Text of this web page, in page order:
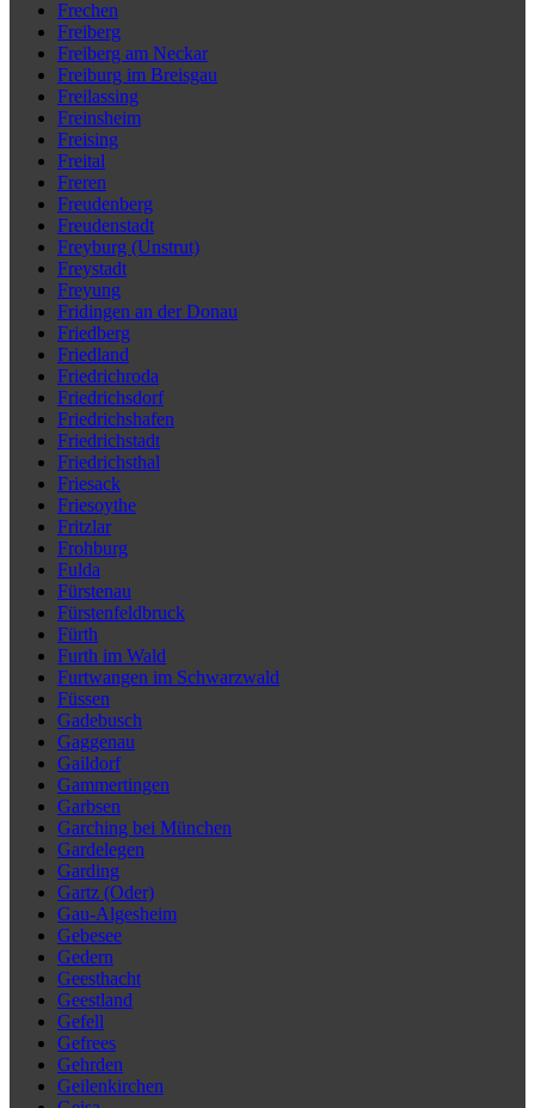
Frechen
Freiberg
Freiberg am Neckar
Freiburg im Breisgau
Freilassing
Freinsheim
Freising
Freital
Freren
Freudenberg
Freudenstadt
Freyburg (Unstrut)
Freystadt
Freyung
Fridingen an der Donau
Friedberg
Friedland
Friedrichroda
Friedrichsdorf
Friedrichshafen
Friedrichstadt
Friedrichsthal
Friesack
Friesoythe
Fritzlar
Frohburg
Fulda
Fürstenau
Fürstenfeldbruck
Fürth
Furth im Wald
Furtwangen im Schwarzwald
Füssen
Gadebusch
Gaggenau
Gaildorf
Gammertingen
Garbsen
Garching bei München
Gardelegen
Garding
Gartz (Oder)
Gau-Algesheim
Gebesee
Gedern
Geesthacht
Geestland
Gefell
Gefrees
Gehrden
Geilenkirchen